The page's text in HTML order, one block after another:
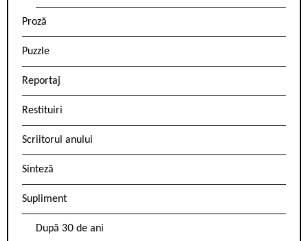
Proză
Puzzle
Reportaj
Restituiri
Scriitorul anului
Sinteză
Supliment
După 30 de ani